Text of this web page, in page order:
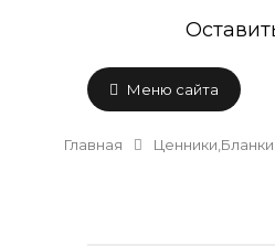
Меню сайта
Главная Ценники,Бланки